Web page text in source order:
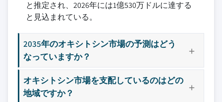
と推定され、2026年には1億530万ドルに達する
と見込まれている。
2035年のオキシトシン市場の予測はどう
なっていますか？
オキシトシン市場を支配しているのはどの
地域ですか？